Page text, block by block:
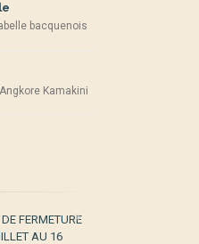
bacquenois
Kamakini
FERMETURE
AU 16